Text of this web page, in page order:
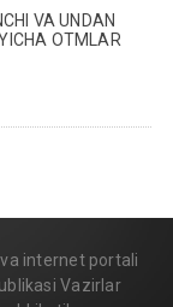
VA UNDAN
OTMLAR
internet portali
Vazirlar